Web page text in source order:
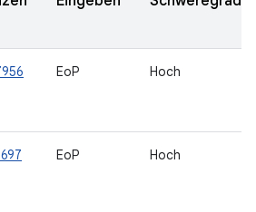
EoP Hoch
EoP Hoch